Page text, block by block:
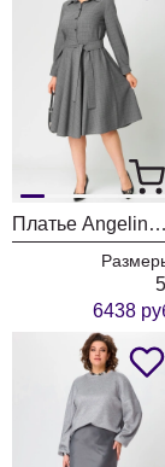
Платье Angelina & Company 1216
6438